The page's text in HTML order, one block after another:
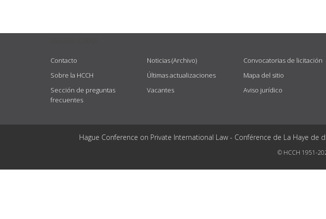
Contacto
Sobre la HCCH
Sección de preguntas
frecuentes
Noticias (Archivo)
Últimas actualizaciones
Vacantes
Convocatorias de licitación
Mapa del sitio
Aviso jurídico
Hague Conference on Private International Law - Conférence de La Haye
© HCCH 1951-